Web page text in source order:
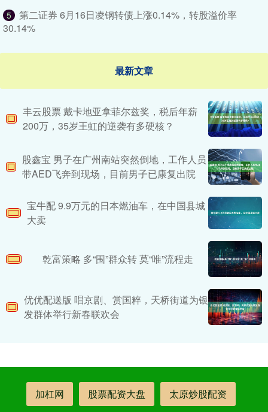
5
第二证券 6月16日凌钢转债上涨0.14%，转股溢价率
30.14%
最新文章
丰云股票 戴卡地亚拿菲尔兹奖，税后年薪
200万，35岁王虹的逆袭有多硬核？
股鑫宝 男子在广州南站突然倒地，工作人员
带AED飞奔到现场，目前男子已康复出院
宝牛配 9.9万元的日本燃油车，在中国县城
大卖
乾富策略 多“围”群众转 莫“唯”流程走
优优配送版 唱京剧、赏国粹，天桥街道为银
发群体举行新春联欢会
加杠网 股票配资大盘 太原炒股配资